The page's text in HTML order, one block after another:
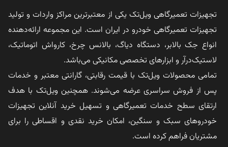
تجهیزات تعمیرگاهی ویل‌تک یکی از معتبرترین مراکز واردات و تولید
تجهیزات تعمیرگاهی خودرو در ایران است. این مجموعه ارائه‌دهنده
انواع جک بالابر، دستگاه دیاگ، بالانس چرخ، کارواش اتوماتیک،
لاستیک‌درآر و ابزارهای تخصصی مکانیکی می‌باشد.
تمامی محصولات ویل‌تک با قیمت رقابتی، گارانتی معتبر و خدمات
پس از فروش سراسری عرضه می‌شوند. همچنین ویل‌تک با هدف
ارتقای سطح خدمات تعمیرگاهی و تسهیل خرید آنلاین تجهیزات
خودروهای سبک و سنگین، امکان خرید نقدی و اقساطی را برای
مشتریان فراهم کرده است.